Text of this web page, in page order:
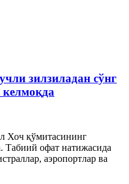
зилзиладан сўнг
келмоқда
Хоч қўмитасининг
Табиий офат натижасида
аэропортлар ва